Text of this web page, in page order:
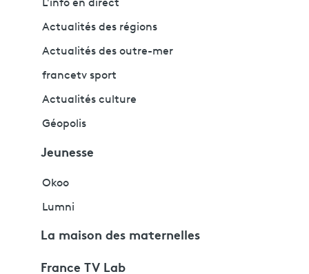
L'info en direct
Actualités des régions
Actualités des outre-mer
francetv sport
Actualités culture
Géopolis
Jeunesse
Okoo
Lumni
La maison des maternelles
France TV Lab